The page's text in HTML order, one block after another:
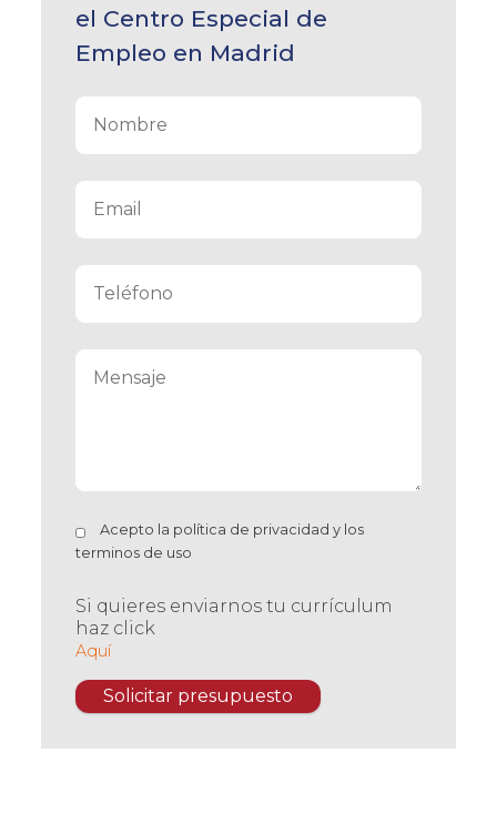
el Centro Especial de
Empleo en Madrid
Acepto la política de privacidad y los
terminos de uso
Si quieres enviarnos tu currículum
haz click
Aquí